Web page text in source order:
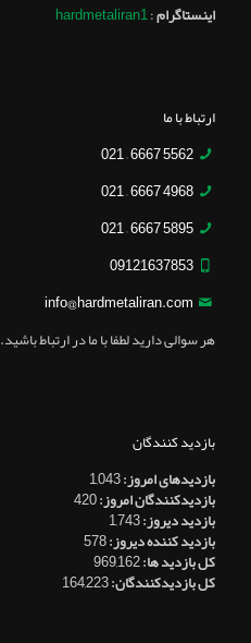
اینستاگرام:
hardmetaliran1
ارتباط با ما
5562 6667 – 021
4968 6667 – 021
5895 6667 – 021
09121637853
info@hardmetaliran.com
هر سوالی دارید لطفا با ما در ارتباط باشید.
بازدید کنندگان
بازدیدهای امروز:1,043
بازدیدکنندگان امروز:420
بازدید دیروز:1,743
بازدید کننده دیروز:578
کل بازدید ها:969,162
کل بازدیدکنند‌گان:164,223